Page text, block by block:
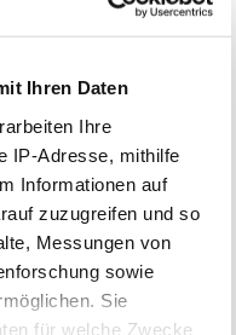
Ihren Daten
Ihre
IP-Adresse, mithilfe
Informationen auf
zuzugreifen und so
Messungen von
sowie
Sie
für welche Zwecke
Indizien.
inwiefern •
oder
prüfenSie
•vor dem